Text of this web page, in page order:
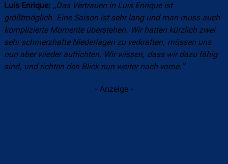
Luis Enrique: „Das Vertrauen in Luis Enrique ist
größtmöglich. Eine Saison ist sehr lang und man muss auch
komplizierte Momente überstehen. Wir hatten kürzlich zwei
sehr schmerzhafte Niederlagen zu verkraften, müssen uns
nun aber wieder aufrichten. Wir wissen, dass wir dazu fähig
sind, und richten den Blick nun weiter nach vorne.“
- Anzeige -